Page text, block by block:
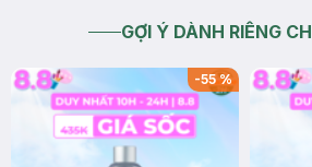
GỢI Ý DÀNH RIÊNG
-55%